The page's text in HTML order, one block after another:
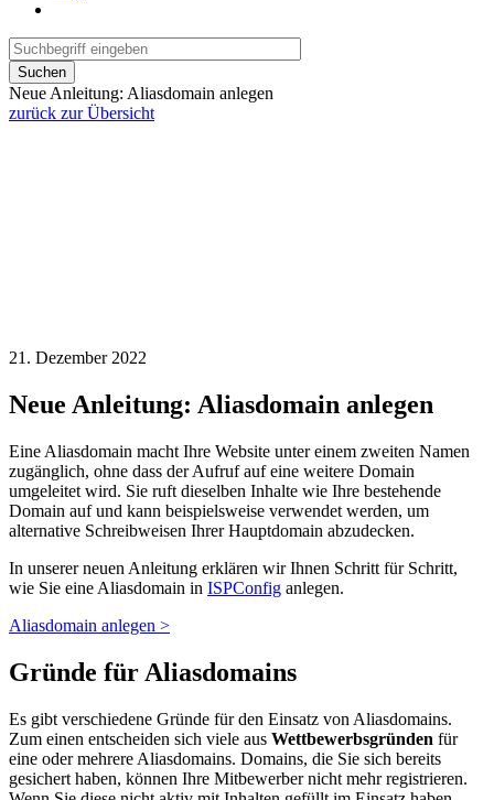
Suchen
Neue Anleitung: Aliasdomain anlegen
zurück zur Übersicht
21. Dezember 2022
Neue Anleitung: Aliasdomain anlegen
Eine Aliasdomain macht Ihre Website unter einem zweiten Namen
zugänglich, ohne dass der Aufruf auf eine weitere Domain
umgeleitet wird. Sie ruft dieselben Inhalte wie Ihre bestehende
Domain auf und kann beispielsweise verwendet werden, um
alternative Schreibweisen Ihrer Hauptdomain abzudecken.
In unserer neuen Anleitung erklären wir Ihnen Schritt für Schritt,
wie Sie eine Aliasdomain in ISPConfig anlegen.
Aliasdomain anlegen >
Gründe für Aliasdomains
Es gibt verschiedene Gründe für den Einsatz von Aliasdomains.
Zum einen entscheiden sich viele aus Wettbewerbsgründen für
eine oder mehrere Aliasdomains. Domains, die Sie sich bereits
gesichert haben, können Ihre Mitbewerber nicht mehr registrieren.